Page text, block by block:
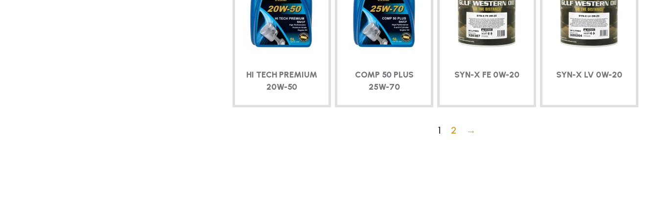
HI TECH PREMIUM
20W-50
COMP 50 PLUS
25W-70
SYN-X FE 0W-20 SYN-X LV 0W-20
1 2 →